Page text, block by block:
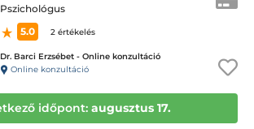
Pszichológus
5.0
2 értékelés
Dr. Barci Erzsébet - Online konzultáció
Online konzultáció
időpont: augusztus 17.